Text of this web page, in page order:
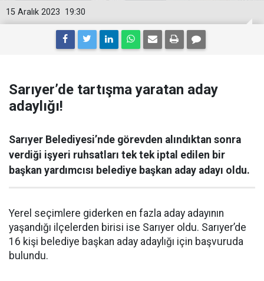
19:30
15 Aralık 2023
Sarıyer’de tartışma yaratan aday
adaylığı!
Sarıyer Belediyesi’nde görevden alındıktan sonra
verdiği işyeri ruhsatları tek tek iptal edilen bir
başkan yardımcısı belediye başkan aday adayı oldu.
Yerel seçimlere giderken en fazla aday adayının
yaşandığı ilçelerden birisi ise Sarıyer oldu. Sarıyer’de
16 kişi belediye başkan aday adaylığı için başvuruda
bulundu.